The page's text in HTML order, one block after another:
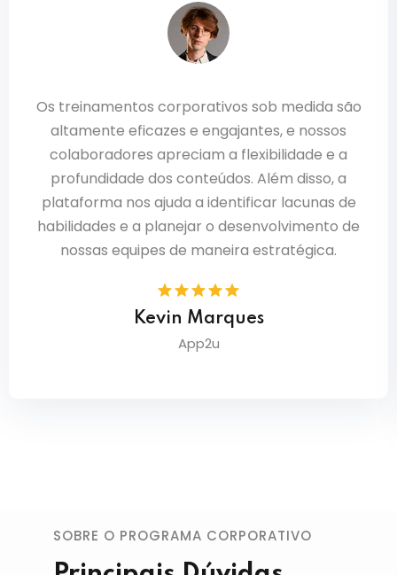
Os treinamentos corporativos sob medida são
altamente eficazes e engajantes, e nossos
colaboradores apreciam a flexibilidade e a
profundidade dos conteúdos. Além disso, a
plataforma nos ajuda a identificar lacunas de
habilidades e a planejar o desenvolvimento de
nossas equipes de maneira estratégica.
Kevin Marques
App2u
SOBRE O PROGRAMA CORPORATIVO